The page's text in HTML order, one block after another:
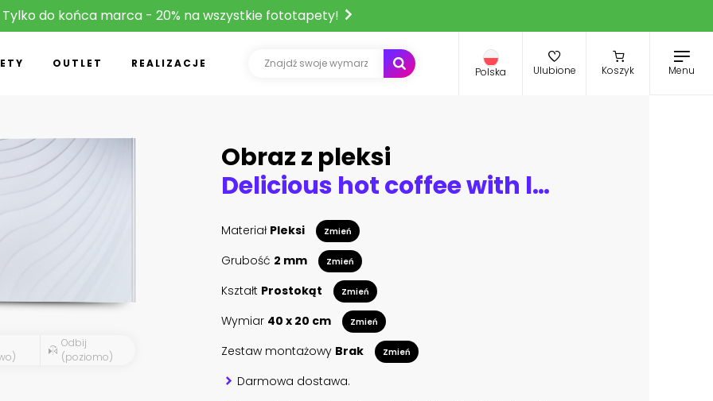
Tylko do końca marca - 20% na wszystkie fototapety!
OUTLET REALIZACJE
Polska Ulubione Koszyk Menu
Odbij
(poziomo)
Obraz z pleksi
Delicious hot coffee with latte art
Materiał Pleksi Zmień
Grubość 2 mm Zmień
Kształt Prostokąt Zmień
Wymiar 40 x 20 cm Zmień
Zestaw montażowy Brak Zmień
Darmowa dostawa.